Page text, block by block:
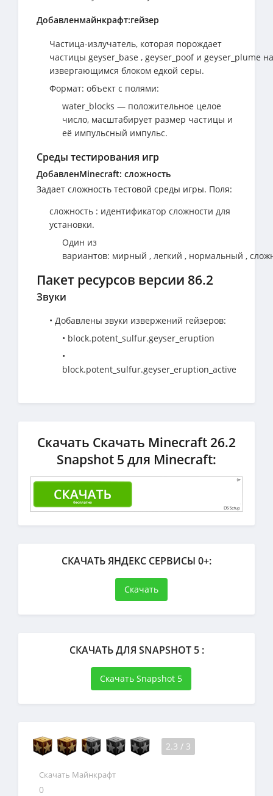
Добавленмайнкрафт:гейзер
Частица-излучатель, которая порождает
частицы geyser_base , geyser_poof и geyser_plume
извергающимся блоком едкой серы.
Формат: объект с полями:
water_blocks — положительное целое
число, масштабирует размер частицы и
её импульсный импульс.
Среды тестирования игр
ДобавленMinecraft: сложность
Задает сложность тестовой среды игры. Поля:
сложность : идентификатор сложности для
установки.
Один из
вариантов: мирный , легкий , нормальный ,
Пакет ресурсов версии 86.2
Звуки
• Добавлены звуки извержений гейзеров:
• block.potent_sulfur.geyser_eruption
•
block.potent_sulfur.geyser_eruption_active
Скачать Скачать Minecraft 26.2
Snapshot 5 для Minecraft:
СКАЧАТЬ ЯНДЕКС СЕРВИСЫ 0+:
Скачать
СКАЧАТЬ ДЛЯ SNAPSHOT 5 :
Скачать Snapshot 5
2.3 / 3
Скачать Майнкрафт
0